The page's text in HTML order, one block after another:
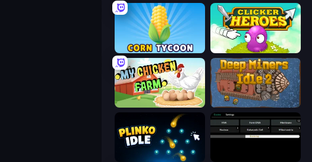
Corn Tycoon Clicker Heroes
My Chicken Farm Deep Miners Idle 2
Plinko Idle